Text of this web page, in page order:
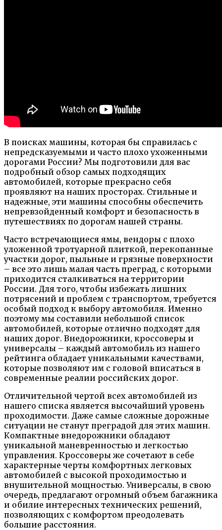
В поисках машины, которая бы справилась с
непредсказуемыми и часто плохо ухоженными
дорогами России? Мы подготовили для вас
подробный обзор самых подходящих
автомобилей, которые прекрасно себя
проявляют на наших просторах. Стильные и
надежные, эти машины способны обеспечить
непревзойденный комфорт и безопасность в
путешествиях по дорогам нашей страны.
Часто встречающиеся ямы, вендоры с плохо
уложенной тротуарной плиткой, перекопанные
участки дорог, пыльные и грязные поверхности
– все это лишь малая часть преград, с которыми
приходится сталкиваться на территории
России. Для того, чтобы избежать лишних
потрясений и проблем с транспортом, требуется
особый подход к выбору автомобиля. Именно
поэтому мы составили небольшой список
автомобилей, которые отлично подходят для
наших дорог. Внедорожники, кроссоверы и
универсалы – каждый автомобиль из нашего
рейтинга обладает уникальными качествами,
которые позволяют им с головой вписаться в
современные реалии российских дорог.
Отличительной чертой всех автомобилей из
нашего списка является высочайший уровень
проходимости. Даже самые сложные дорожные
ситуации не станут преградой для этих машин.
Компактные внедорожники обладают
уникальной маневренностью и легкостью
управления. Кроссоверы же сочетают в себе
характерные черты комфортных легковых
автомобилей с высокой проходимостью и
внушительной мощностью. Универсалы, в свою
очередь, предлагают огромный объем багажника
и обилие интересных технических решений,
позволяющих с комфортом преодолевать
большие расстояния.